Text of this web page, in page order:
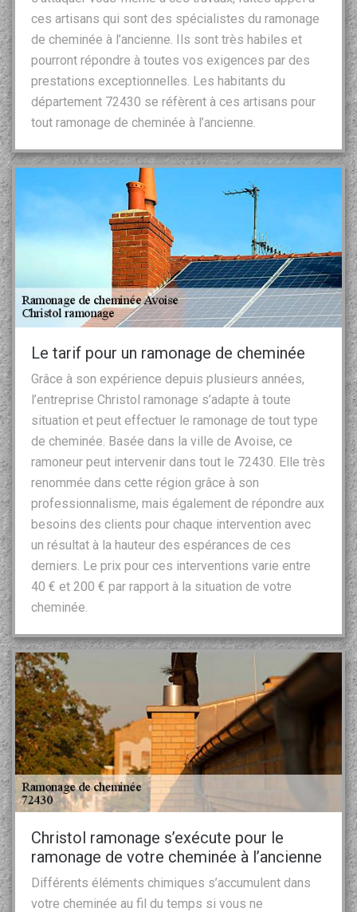
ces artisans qui sont des spécialistes du ramonage
de cheminée à l’ancienne. Ils sont très habiles et
pourront répondre à toutes vos exigences par des
prestations exceptionnelles. Les habitants du
département 72430 se réfèrent à ces artisans pour
tout ramonage de cheminée à l’ancienne.
Le tarif pour un ramonage de cheminée
Grâce à son expérience depuis plusieurs années,
l’entreprise Christol ramonage s’adapte à toute
situation et peut effectuer le ramonage de tout type
de cheminée. Basée dans la ville de Avoise, ce
ramoneur peut intervenir dans tout le 72430. Elle très
renommée dans cette région grâce à son
professionnalisme, mais également de répondre aux
besoins des clients pour chaque intervention avec
un résultat à la hauteur des espérances de ces
derniers. Le prix pour ces interventions varie entre
40 € et 200 € par rapport à la situation de votre
cheminée.
Christol ramonage s’exécute pour le
ramonage de votre cheminée à l’ancienne
Différents éléments chimiques s’accumulent dans
votre cheminée au fil du temps si vous ne